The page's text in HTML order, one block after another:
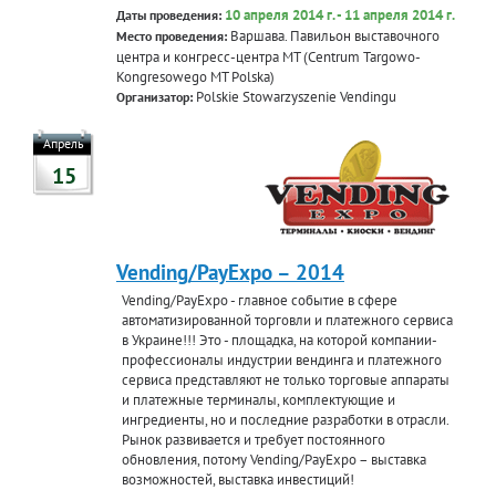
Даты проведения: 10 апреля 2014 г. - 11 апреля 2014 г.
Место проведения: Варшава. Павильон выставочного
центра и конгресс-центра MT (Centrum Targowo-
Kongresowego MT Polska)
Организатор: Polskie Stowarzyszenie Vendingu
Апрель
15
Vending/PayExpo – 2014
Vending/PayExpo - главное событие в сфере
автоматизированной торговли и платежного сервиса
в Украине!!! Это - площадка, на которой компании-
профессионалы индустрии вендинга и платежного
сервиса представляют не только торговые аппараты
и платежные терминалы, комплектующие и
ингредиенты, но и последние разработки в отрасли.
Рынок развивается и требует постоянного
обновления, потому Vending/PayExpo – выставка
возможностей, выставка инвестиций!